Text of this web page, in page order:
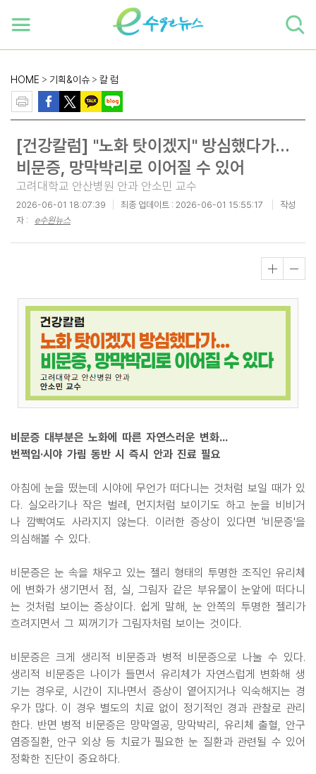
HOME > 기획&이슈 > 칼 럼
[건강칼럼] "노화 탓이겠지" 방심했다가…
비문증, 망막박리로 이어질 수 있어
고려대학교 안산병원 안과 안소민 교수
2026-06-01 18:07:39 최종 업데이트 : 2026-06-01 15:55:17
작성
자 : e수원뉴스
비문증 대부분은 노화에 따른 자연스러운 변화...
번쩍임·시야 가림 동반 시 즉시 안과 진료 필요
아침에 눈을 떴는데 시야에 무언가 떠다니는 것처럼 보일 때가 있
다. 실오라기나 작은 벌레, 먼지처럼 보이기도 하고 눈을 비비거
나 깜빡여도 사라지지 않는다. 이러한 증상이 있다면 '비문증'을
의심해볼 수 있다.
비문증은 눈 속을 채우고 있는 젤리 형태의 투명한 조직인 유리체
에 변화가 생기면서 점, 실, 그림자 같은 부유물이 눈앞에 떠다니
는 것처럼 보이는 증상이다. 쉽게 말해, 눈 안쪽의 투명한 젤리가
흐려지면서 그 찌꺼기가 그림자처럼 보이는 것이다.
비문증은 크게 생리적 비문증과 병적 비문증으로 나눌 수 있다.
생리적 비문증은 나이가 들면서 유리체가 자연스럽게 변화해 생
기는 경우로, 시간이 지나면서 증상이 옅어지거나 익숙해지는 경
우가 많다. 이 경우 별도의 치료 없이 정기적인 경과 관찰로 관리
한다. 반면 병적 비문증은 망막열공, 망막박리, 유리체 출혈, 안구
염증질환, 안구 외상 등 치료가 필요한 눈 질환과 관련될 수 있어
정확한 진단이 중요하다.